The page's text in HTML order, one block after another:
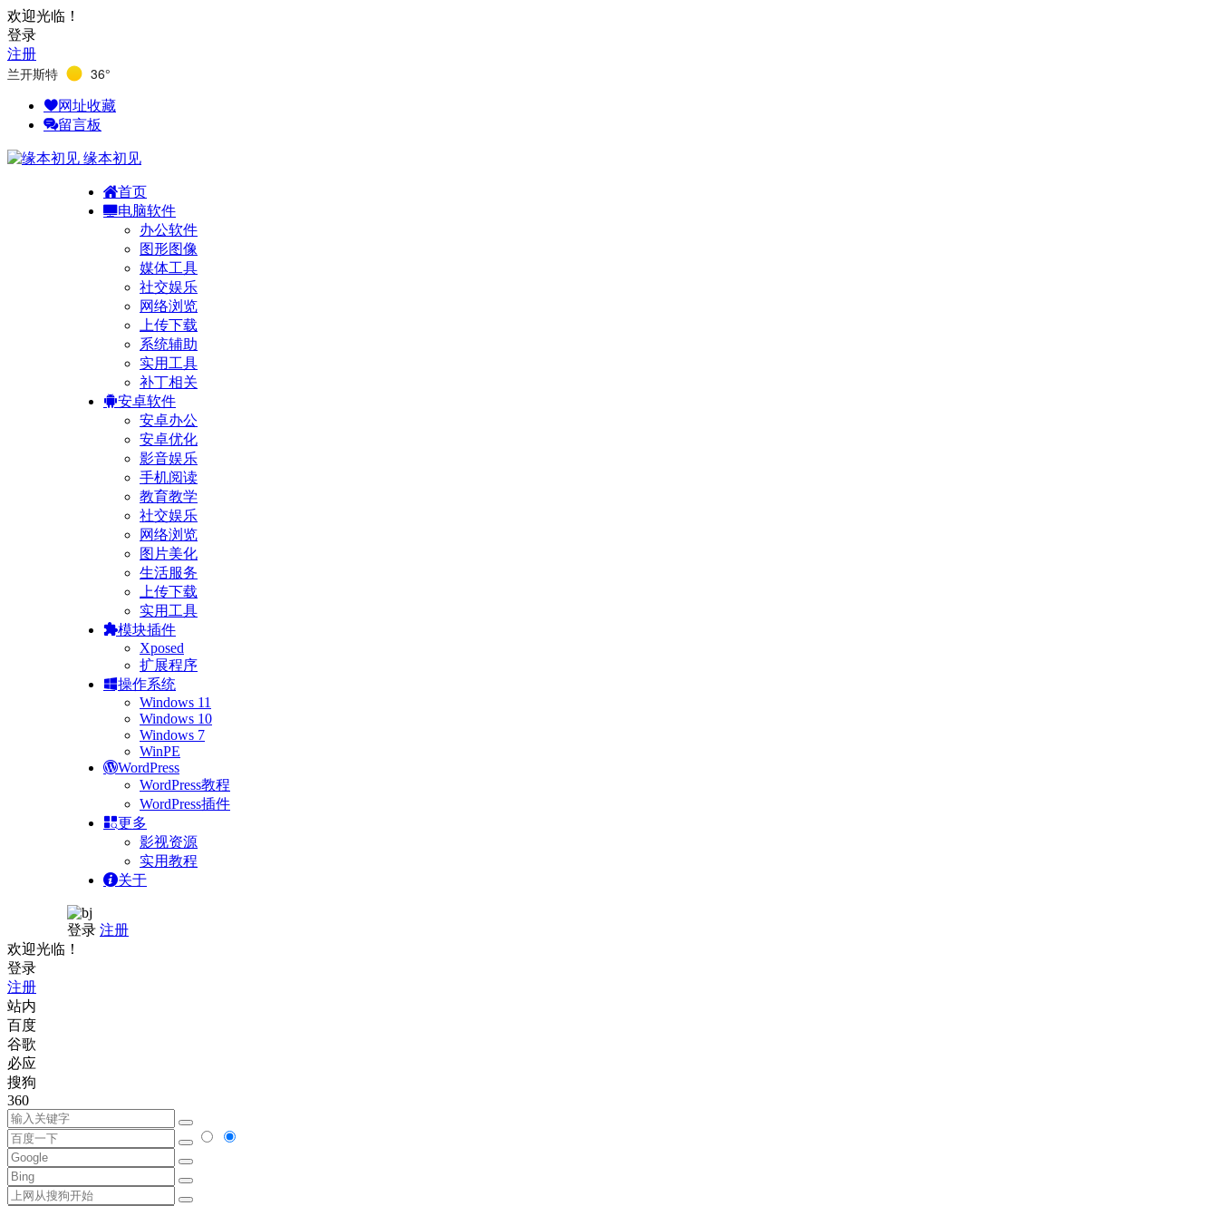
欢迎光临！
登录
注册
兰开斯特 36°
网址收藏
留言板
缘本初见
首页
电脑软件
办公软件
图形图像
媒体工具
社交娱乐
网络浏览
上传下载
系统辅助
实用工具
补丁相关
安卓软件
安卓办公
安卓优化
影音娱乐
手机阅读
教育教学
社交娱乐
网络浏览
图片美化
生活服务
上传下载
实用工具
模块插件
Xposed
扩展程序
操作系统
Windows 11
Windows 10
Windows 7
WinPE
WordPress
WordPress教程
WordPress插件
更多
影视资源
实用教程
关于
登录 注册
欢迎光临！
登录
注册
站内
百度
谷歌
必应
搜狗
360